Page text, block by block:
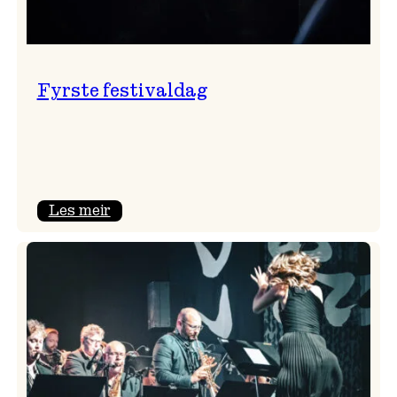
Fyrste festivaldag
Les meir: